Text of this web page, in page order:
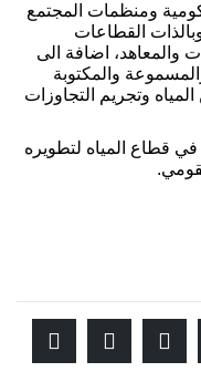
ومنظمات المجتمع
القطاعات
والمعاهد، اضافة الى
والمكتوبة
وتجريم التجاوزات
قطاع المياه لتطويره